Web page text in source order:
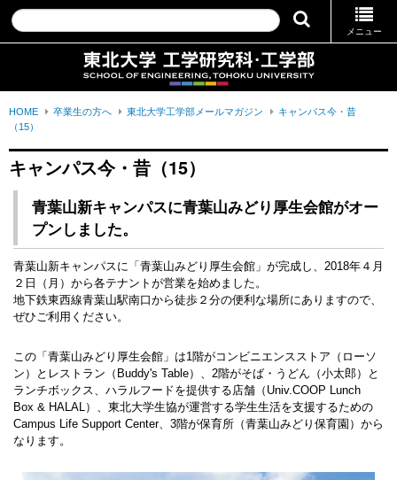
メニュー
HOME 卒業生の方へ 東北大学工学部メールマガジン
キャンパス今・昔
（15）
キャンパス今・昔（15）
青葉山新キャンパスに青葉山みどり厚生会館がオー
プンしました。
青葉山新キャンパスに「青葉山みどり厚生会館」が完成し、2018年４月
２日（月）から各テナントが営業を始めました。
地下鉄東西線青葉山駅南口から徒歩２分の便利な場所にありますので、
ぜひご利用ください。
この「青葉山みどり厚生会館」は1階がコンビニエンスストア（ローソ
ン）とレストラン（Buddy's Table）、2階がそば・うどん（小太郎）と
ランチボックス、ハラルフードを提供する店舗（Univ.COOP Lunch
Box & HALAL）、東北大学生協が運営する学生生活を支援するための
Campus Life Support Center、3階が保育所（青葉山みどり保育園）から
なります。